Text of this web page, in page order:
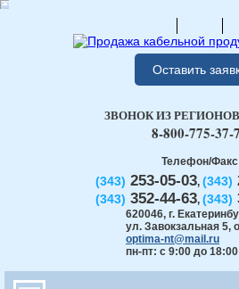
Оставить
Телефон/Факс
(343) 253-05-03, (343)
(343) 352-44-63, (343)
620046, г.
ул. Завокзальная 5,
optima-nt@mail.ru
пн-пт: с 9:00 до 18:00
ЗВОНОК ИЗ
8-800-775-37-